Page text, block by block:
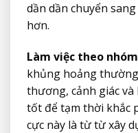
dần dần chuyển
hơn.
Làm việc theo nhóm
khủng hoảng
thương, cảnh giác
tốt để tạm thời khắc
cực này là từ từ xây